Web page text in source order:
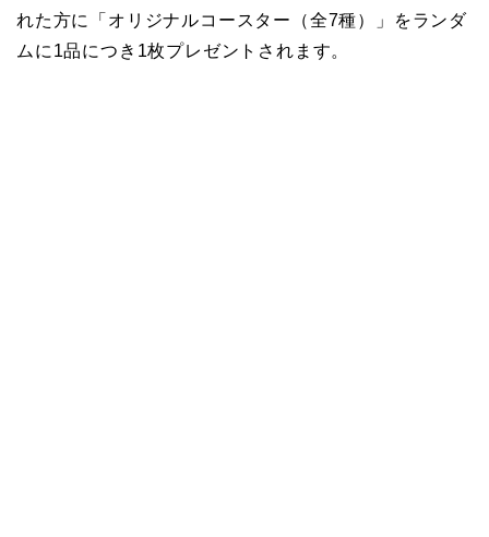
れた方に「オリジナルコースター（全7種）」をランダ
ムに1品につき1枚プレゼントされます。